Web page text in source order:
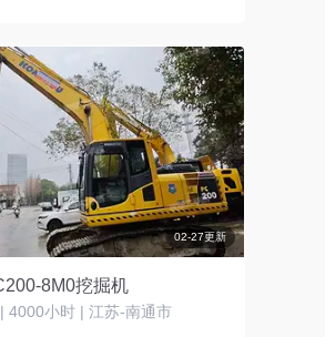
02-27更新
8M0挖掘机
4000小时 | 江苏-南通市